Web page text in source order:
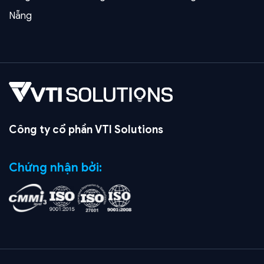
Nẵng
Công ty cổ phần VTI Solutions
Chứng nhận bởi: